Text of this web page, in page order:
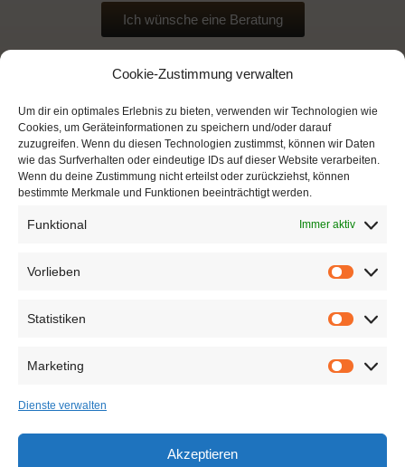
Cookie-Zustimmung verwalten
Um dir ein optimales Erlebnis zu bieten, verwenden wir Technologien wie
Cookies, um Geräteinformationen zu speichern und/oder darauf
zuzugreifen. Wenn du diesen Technologien zustimmst, können wir Daten
wie das Surfverhalten oder eindeutige IDs auf dieser Website verarbeiten.
Wenn du deine Zustimmung nicht erteilst oder zurückziehst, können
bestimmte Merkmale und Funktionen beeinträchtigt werden.
Funktional Immer aktiv
Vorlieben
Statistiken
Marketing
Dienste verwalten
Akzeptieren
Ich wünsche eine Beratung
Unternehmen
Über modahum
Modahum GmbH
82544 Egling
Mo – Fr
Sa
Nach Absprache